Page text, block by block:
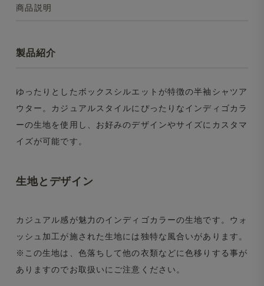
商品説明
製品紹介
ゆったりとしたボックスシルエットが特徴の半袖シャツア
ウター。カジュアルスタイルにぴったりなインディゴカラ
ーの生地を使用し、お好みのデザインやサイズにカスタマ
イズが可能です。
生地とデザイン
カジュアル感が魅力のインディゴカラーの生地です。ウォ
ッシュ加工が施された生地には独特な風合いがあります。
※この生地は、色落ちして他の衣類などに色移りする事が
ありますのでお取扱いにご注意ください。